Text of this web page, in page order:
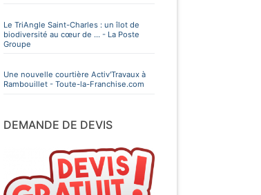
Le TriAngle Saint-Charles : un îlot de
biodiversité au cœur de ... - La Poste
Groupe
Une nouvelle courtière Activ'Travaux à
Rambouillet - Toute-la-Franchise.com
DEMANDE DE DEVIS